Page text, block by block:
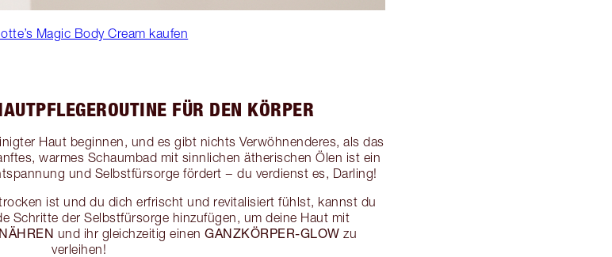
Magic Body Cream kaufen
FÜR DEN KÖRPER
Haut beginnen, und es gibt nichts Verwöhnenderes, als das
warmes Schaumbad mit sinnlichen ätherischen Ölen ist ein
und Selbstfürsorge fördert − du verdienst es, Darling!
ist und du dich erfrischt und revitalisiert fühlst, kannst du
Schritte der Selbstfürsorge hinzufügen, um deine Haut mit
NÄHREN und ihr gleichzeitig einenGANZKÖRPER-GLOW zu
verleihen!